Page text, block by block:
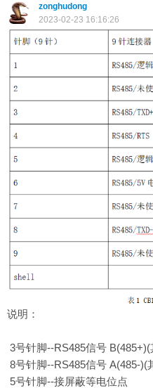
zonghudong
2023-02-23 16:16:26
说明：
3号针脚--RS485信号
8号针脚--RS485信号 A(485-)(
5号针脚--接屏蔽等电位点